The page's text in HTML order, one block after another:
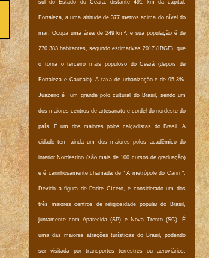
sul do Estado do Ceará, distante 491 km da capital,
Fortaleza, a uma altitude de 377 metros acima do nível do
mar. Ocupa uma área de 249 km², e sua população é de
270 383 habitantes, segundo estimativas 2017 (IBGE), que
o torna o terceiro mais populoso do Ceará (depois de
Fortaleza e Caucaia). A taxa de urbanização é de 95,3%.
Juazeiro é um grande polo cultural do Brasil, sendo um
dos maiores centros de artesanato e cordel do nordeste do
país. É um dos maiores polos calçadistas do Brasil. A
cidade tem ainda um dos maiores polos acadêmico do
interior Nordestino (são mais de 100 cursos de graduação)
e é carinhosamente chamada de " A metrópole do Cariri ".
Devido à figura de Padre Cícero, é considerado um dos
três maiores centros de religiosidade popular do Brasil,
juntamente com Aparecida (SP) e Nova Trento (SC). É
uma das maiores atrações turísticas do Brasil, podendo
ser visitada por transportes terrestres ou aeroviários.